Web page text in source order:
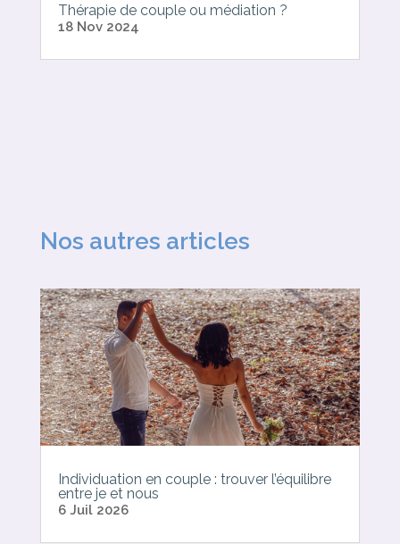
Thérapie de couple ou médiation ?
18 Nov 2024
Nos autres articles
Individuation en couple : trouver l’équilibre
entre je et nous
6 Juil 2026